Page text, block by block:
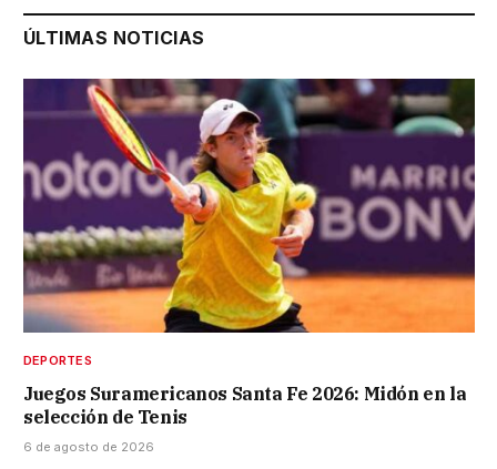
ÚLTIMAS NOTICIAS
DEPORTES
Juegos Suramericanos Santa Fe 2026: Midón en la
selección de Tenis
6 de agosto de 2026